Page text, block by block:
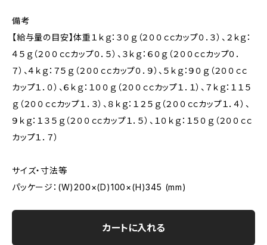
備考
【給与量の目安】体重１ｋｇ：３０ｇ（２００ｃｃカップ０．３）、２ｋｇ：
４５ｇ（２００ｃｃカップ０．５）、３ｋｇ：６０ｇ（２００ｃｃカップ０．
７）、４ｋｇ：７５ｇ（２００ｃｃカップ０．９）、５ｋｇ：９０ｇ（２００ｃｃ
カップ１．０）、６ｋｇ：１００ｇ（２００ｃｃカップ１．１）、７ｋｇ：１１５
ｇ（２００ｃｃカップ１．３）、８ｋｇ：１２５ｇ（２００ｃｃカップ１．４）、
９ｋｇ：１３５ｇ（２００ｃｃカップ１．５）、１０ｋｇ：１５０ｇ（２００ｃｃ
カップ１．７）
サイズ・寸法等
パッケージ：(W)200×(D)100×(H)345 (mm)
カートに入れる